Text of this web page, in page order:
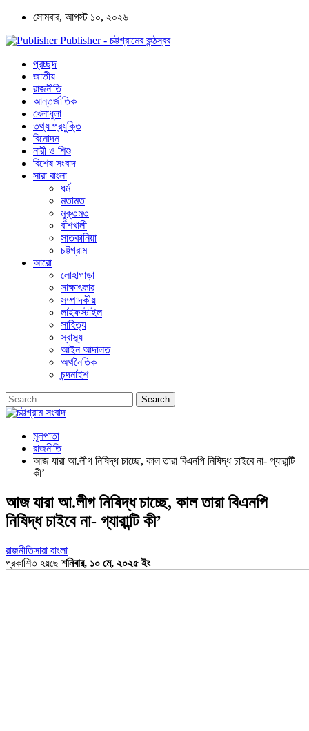
সোমবার, আগস্ট ১০, ২০২৬
Publisher - চট্টগ্রামের কন্ঠস্বর
প্রচ্ছদ
জাতীয়
রাজনীতি
আন্তর্জাতিক
খেলাধুলা
তথ্য প্রযুক্তি
বিনোদন
নারী ও শিশু
বিশেষ সংবাদ
সারা বাংলা
ধর্ম
মতামত
মুক্তমত
বাঁশখালী
সাতকানিয়া
চট্টগ্রাম
আরো
লোহাগাড়া
সাক্ষাৎকার
সম্পাদকীয়
লাইফস্টাইল
সাহিত্য
স্বাস্থ্য
আইন আদালত
অর্থনৈতিক
চন্দনাইশ
মূলপাতা
রাজনীতি
আজ যারা আ.লীগ নিষিদ্ধ চাচ্ছে, কাল তারা বিএনপি নিষিদ্ধ চাইবে না- গ্যারান্টি
কী’
আজ যারা আ.লীগ নিষিদ্ধ চাচ্ছে, কাল তারা বিএনপি
নিষিদ্ধ চাইবে না- গ্যারান্টি কী’
রাজনীতিসারা বাংলা
প্রকাশিত হয়ছেশনিবার, ১০ মে, ২০২৫ ইং